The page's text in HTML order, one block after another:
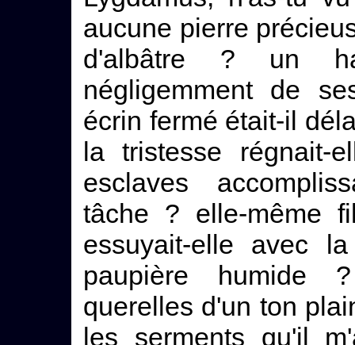
aucune pierre
d'albâtre ? un
négligemment de
écrin fermé était-il
la tristesse régnait-
esclaves
tâche ? elle-même
essuyait-elle avec
paupière humide
querelles d'un ton
les serments qu'il